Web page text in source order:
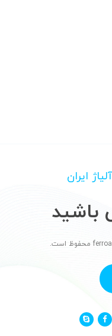
ایران
باشید